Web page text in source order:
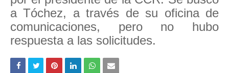
a Tóchez, a través de su oficina de
comunicaciones, pero no hubo
respuesta a las solicitudes.